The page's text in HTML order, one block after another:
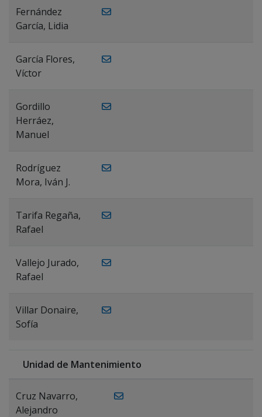
Fernández
García, Lidia
García Flores,
Víctor
Gordillo
Herráez,
Manuel
Rodríguez
Mora, Iván J.
Tarifa Regaña,
Rafael
Vallejo Jurado,
Rafael
Villar Donaire,
Sofía
Unidad de Mantenimiento
Cruz Navarro,
Alejandro